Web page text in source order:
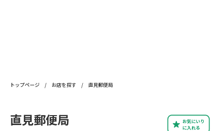
トップページ / お店を探す / 直見郵便局
お気にいり
に入れる
直見郵便局